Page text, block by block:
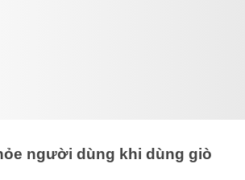
người dùng khi dùng giò